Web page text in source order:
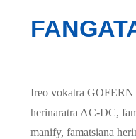
Ireo vokatra GOFERN
herinaratra AC-DC,
manify, famatsiana